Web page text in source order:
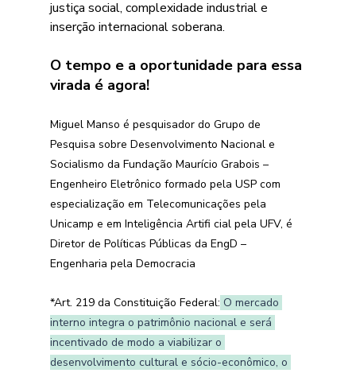
justiça social, complexidade industrial e
inserção internacional soberana.
O tempo e a oportunidade para essa
virada é agora!
Miguel Manso é pesquisador do Grupo de
Pesquisa sobre Desenvolvimento Nacional e
Socialismo da Fundação Maurício Grabois –
Engenheiro Eletrônico formado pela USP com
especialização em Telecomunicações pela
Unicamp e em Inteligência Artifi cial pela UFV, é
Diretor de Políticas Públicas da EngD –
Engenharia pela Democracia
*Art. 219 da Constituição Federal: O mercado
interno integra o patrimônio nacional e será
incentivado de modo a viabilizar o
desenvolvimento cultural e sócio-econômico, o